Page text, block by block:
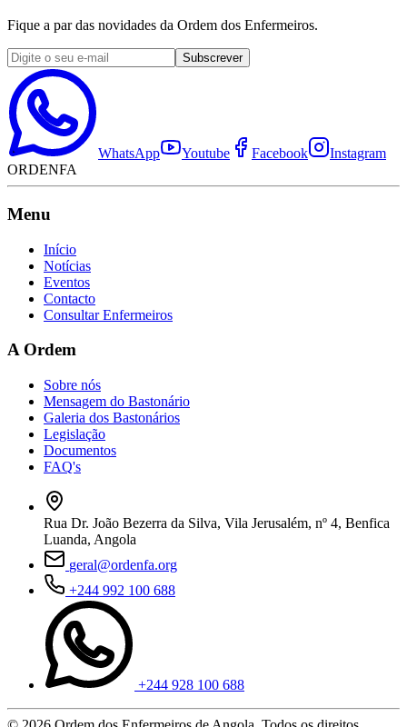
Fique a par das novidades da Ordem dos Enfermeiros.
Subscrever
WhatsApp Youtube Facebook
Instagram
ORDENFA
Menu
Início
Notícias
Eventos
Contacto
Consultar Enfermeiros
A Ordem
Sobre nós
Mensagem do Bastonário
Galeria dos Bastonários
Legislação
Documentos
FAQ's
Rua Dr. João Bezerra da Silva, Vila Jerusalém, nº 4, Benfica
Luanda, Angola
geral@ordenfa.org
+244 992 100 688
+244 928 100 688